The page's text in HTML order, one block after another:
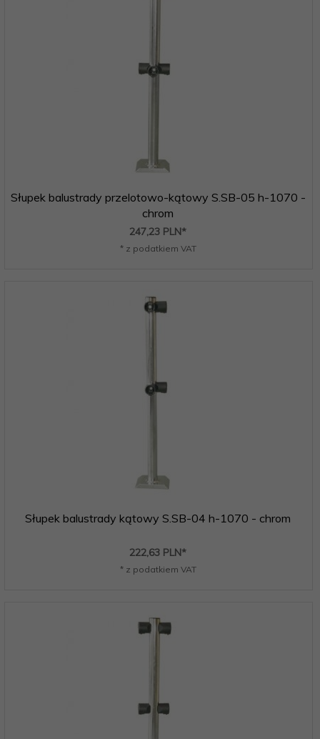
Słupek balustrady przelotowo-kątowy S.SB-05 h-1070 -
chrom
247,23 PLN*
* z podatkiem VAT
Słupek balustrady kątowy S.SB-04 h-1070 - chrom
222,63 PLN*
* z podatkiem VAT